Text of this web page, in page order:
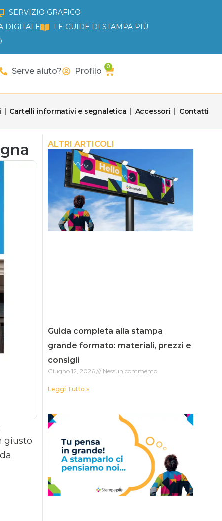
SERVIZIO GRAFICO
DIGITALE
LE GUIDE DI STAMPA PIÙ
Serve aiuto? Profilo 0
Carrello
Cartelli informativi e segnaletica Accessori Contatti
giusto
ALTRI ARTICOLI
Guida completa alla stampa
grande formato: materiali, prezzi e
consigli
Giugno 12, 2026 Nessun commento
Leggi Tutto »